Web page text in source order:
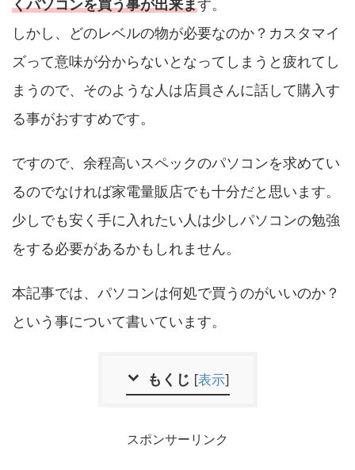
くパソコンを買う事が出来ます。
しかし、どのレベルの物が必要なのか？カスタマイ
ズって意味が分からないとなってしまうと疲れてし
まうので、そのような人は店員さんに話して購入す
る事がおすすめです。
ですので、余程高いスペックのパソコンを求めてい
るのでなければ家電量販店でも十分だと思います。
少しでも安く手に入れたい人は少しパソコンの勉強
をする必要があるかもしれません。
本記事では、パソコンは何処で買うのがいいのか？
という事について書いています。
もくじ [表示]
スポンサーリンク